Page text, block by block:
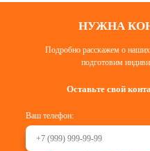
НУЖНА
Подробно расскажем о наших
подготовим
Оставьте свой
Ваш телефон: